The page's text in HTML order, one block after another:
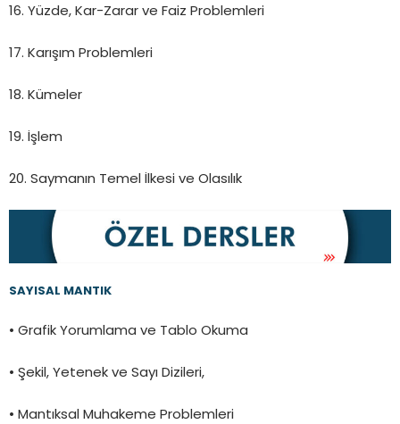
16. Yüzde, Kar-Zarar ve Faiz Problemleri
17. Karışım Problemleri
18. Kümeler
19. İşlem
20. Saymanın Temel İlkesi ve Olasılık
SAYISAL MANTIK
• Grafik Yorumlama ve Tablo Okuma
• Şekil, Yetenek ve Sayı Dizileri,
• Mantıksal Muhakeme Problemleri